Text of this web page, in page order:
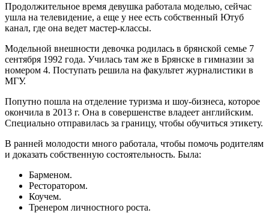
Продолжительное время девушка работала моделью, сейчас
ушла на телевидение, а еще у нее есть собственный Ютуб
канал, где она ведет мастер-классы.
Модельной внешности девочка родилась в брянской семье 7
сентября 1992 года. Училась там же в Брянске в гимназии за
номером 4. Поступать решила на факультет журналистики в
МГУ.
Попутно пошла на отделение туризма и шоу-бизнеса, которое
окончила в 2013 г. Она в совершенстве владеет английским.
Специально отправилась за границу, чтобы обучиться этикету.
В ранней молодости много работала, чтобы помочь родителям
и доказать собственную состоятельность. Была:
Барменом.
Ресторатором.
Коучем.
Тренером личностного роста.